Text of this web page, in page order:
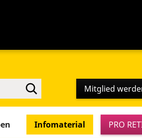
Mitglied
Infomaterial PRO